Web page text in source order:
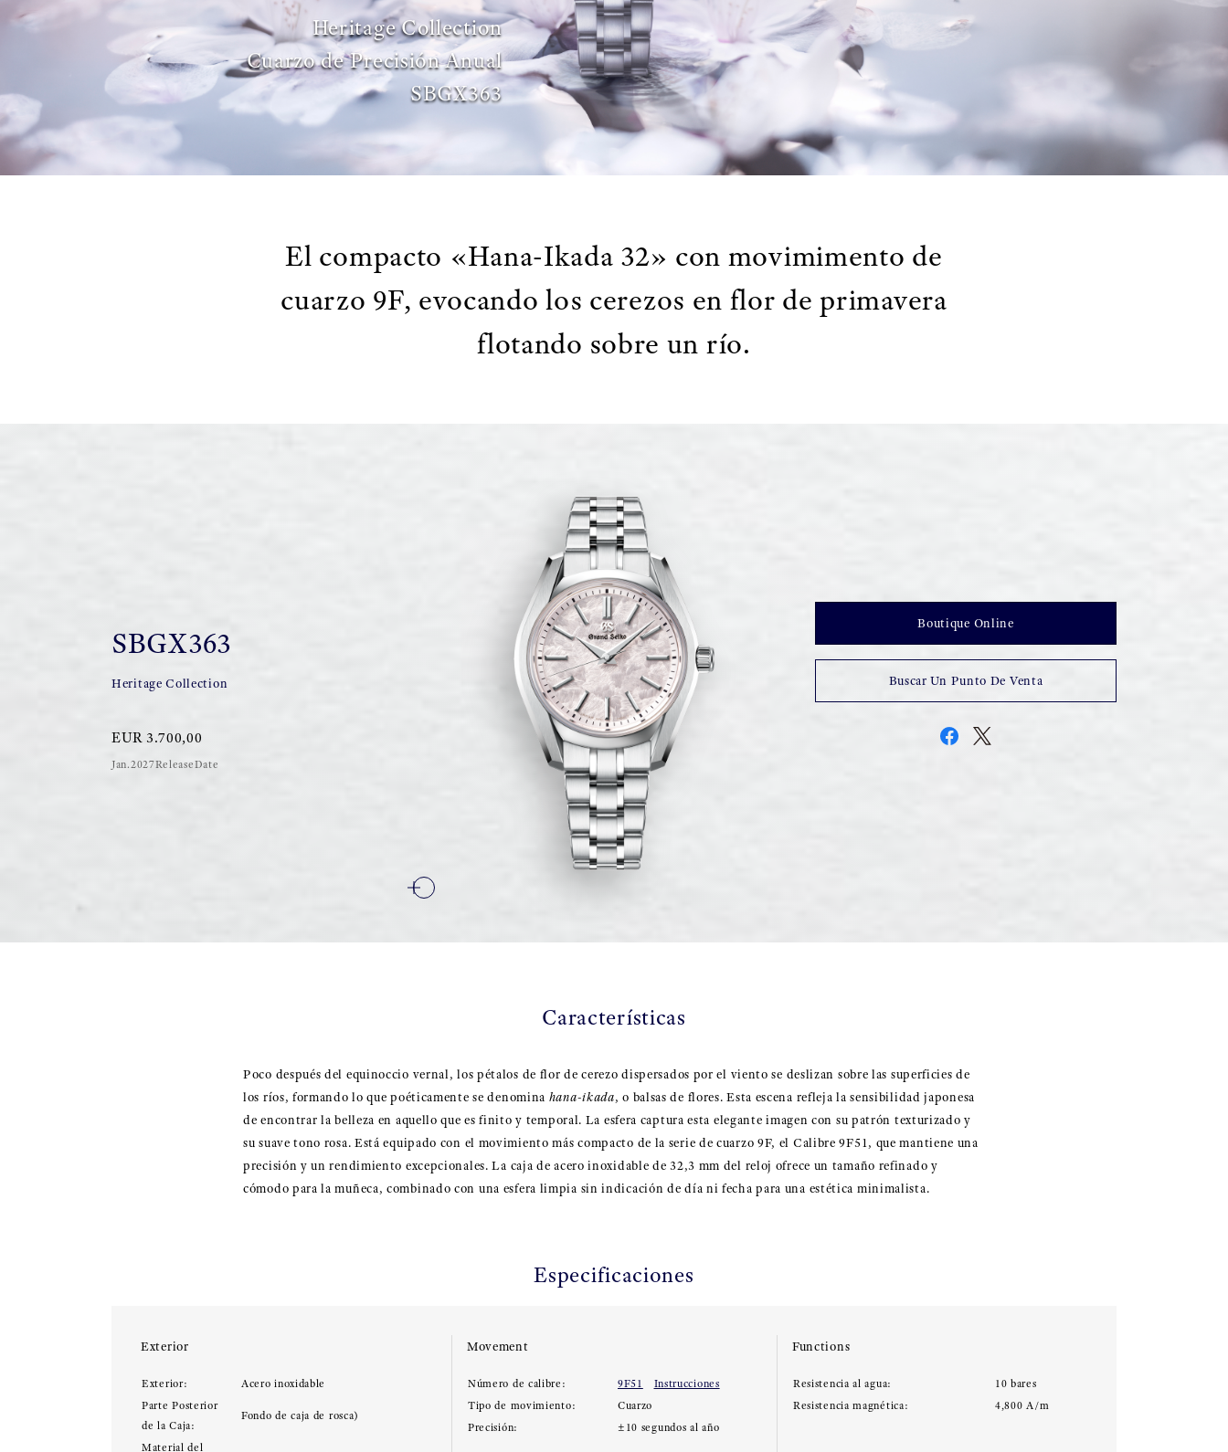
Heritage Collection
Cuarzo de Precisión Anual
SBGX363
El compacto «Hana-Ikada 32» con movimimento de
cuarzo 9F, evocando los cerezos en flor de primavera
flotando sobre un río.
SBGX363
Heritage Collection
EUR 3.700,00
Jan.2027ReleaseDate
Boutique Online
Buscar Un Punto De Venta
Características
Poco después del equinoccio vernal, los pétalos de flor de cerezo dispersados por el viento se deslizan sobre las superficies de
los ríos, formando lo que poéticamente se denomina hana-ikada, o balsas de flores. Esta escena refleja la sensibilidad japonesa
de encontrar la belleza en aquello que es finito y temporal. La esfera captura esta elegante imagen con su patrón texturizado y
su suave tono rosa. Está equipado con el movimiento más compacto de la serie de cuarzo 9F, el Calibre 9F51, que mantiene una
precisión y un rendimiento excepcionales. La caja de acero inoxidable de 32,3 mm del reloj ofrece un tamaño refinado y
cómodo para la muñeca, combinado con una esfera limpia sin indicación de día ni fecha para una estética minimalista.
Especificaciones
Exterior
Exterior:
Acero inoxidable
Parte Posterior
de la Caja:
Fondo de caja de rosca)
Material del
Movement
Número de calibre: 9F51
Instrucciones
Tipo de movimiento:
Cuarzo
Precisión:
±10 segundos al año
Functions
Resistencia al agua:
10 bares
Resistencia magnética:
4,800 A/m